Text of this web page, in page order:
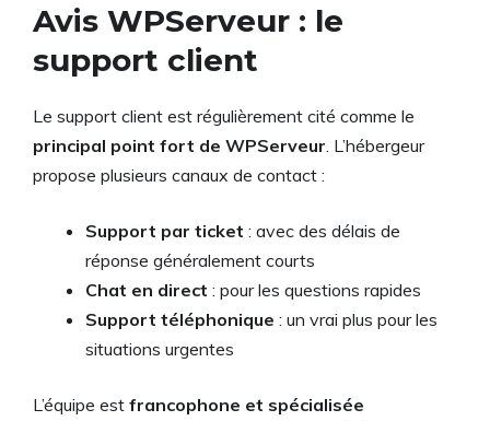
Avis WPServeur : le
support client
Le support client est régulièrement cité comme le
principal point fort de WPServeur . L’hébergeur
propose plusieurs canaux de contact :
Support par ticket : avec des délais de
réponse généralement courts
Chat en direct : pour les questions rapides
Support téléphonique : un vrai plus pour les
situations urgentes
L’équipe est francophone et spécialisée